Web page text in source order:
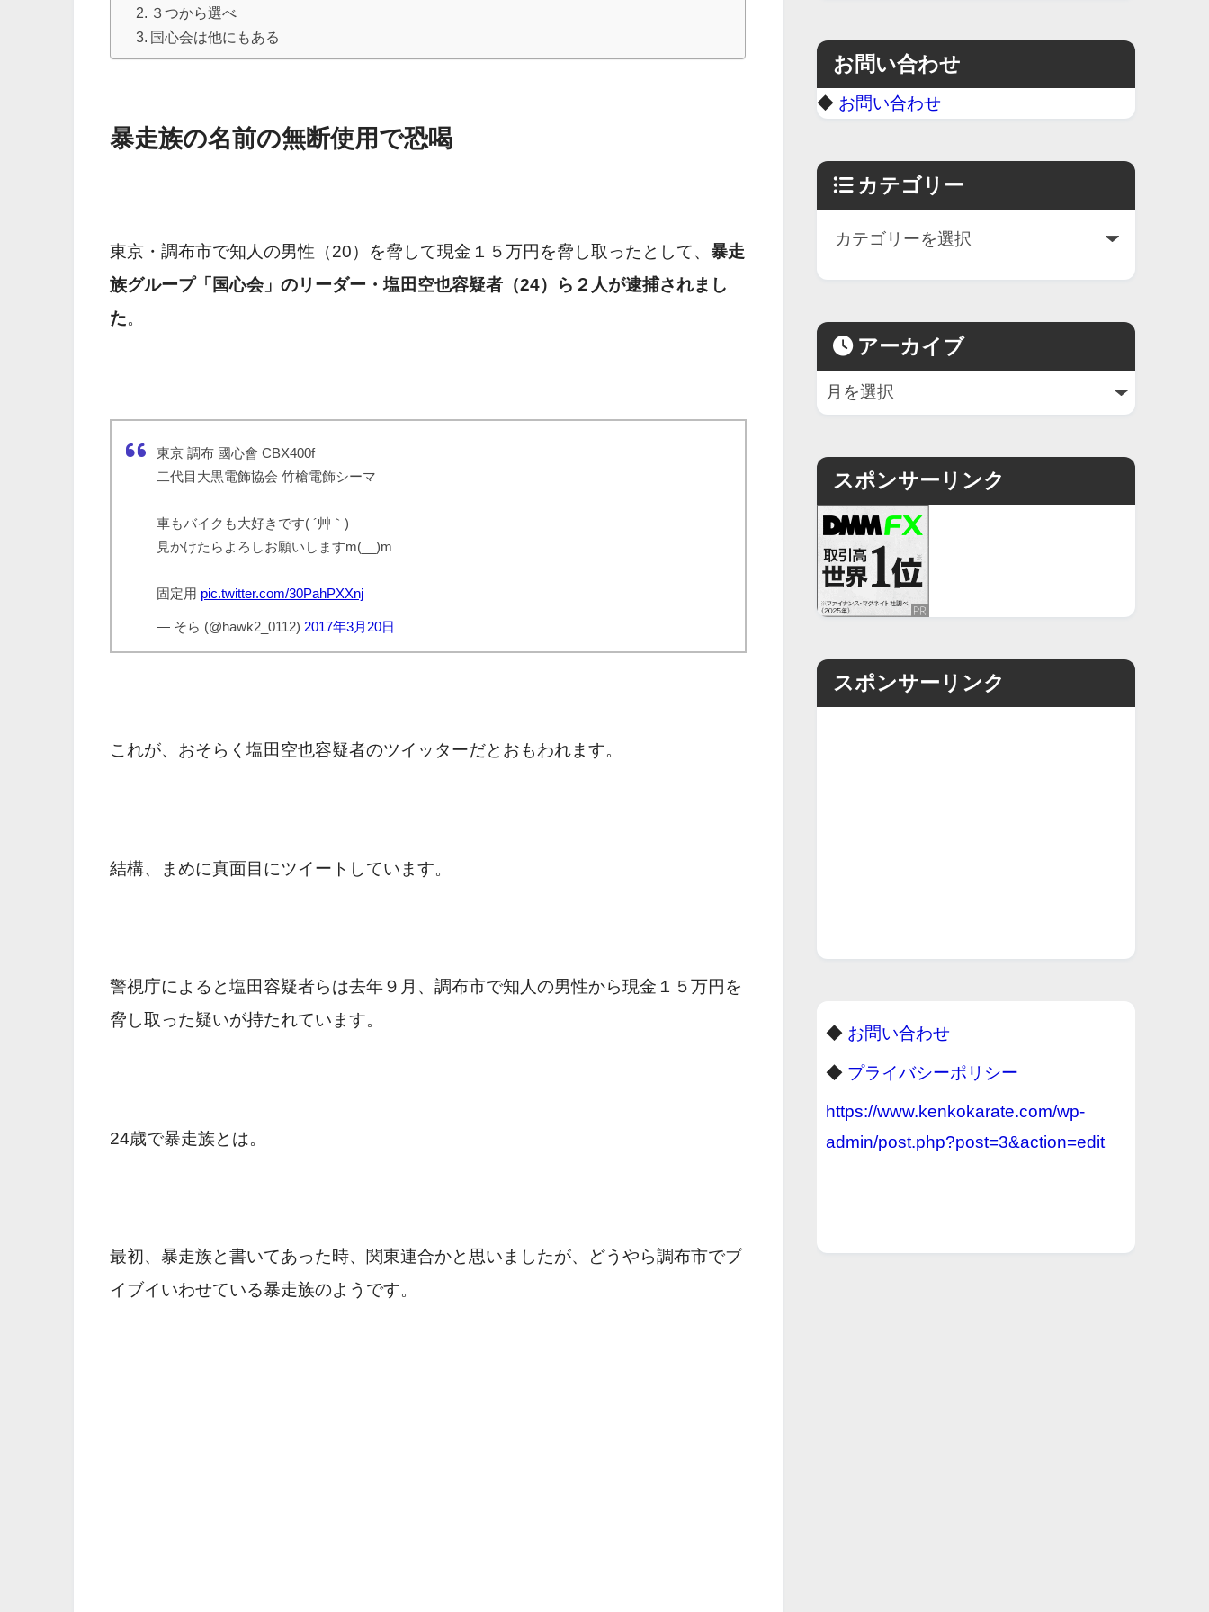
３つから選べ
国心会は他にもある
暴走族の名前の無断使用で恐喝
東京・調布市で知人の男性（20）を脅して現金１５万円を脅し取ったとして、 暴走
族グループ「国心会」のリーダー・塩田空也容疑者（24）ら２人が逮捕されまし
た。
東京 調布 國心會 CBX400f
二代目大黒電飾協会 竹槍電飾シーマ
車もバイクも大好きです( ´艸｀)
見かけたらよろしお願いしますm(__)m
固定用 pic.twitter.com/30PahPXXnj
— そら (@hawk2_0112) 2017年3月20日
これが、おそらく塩田空也容疑者のツイッターだとおもわれます。
結構、まめに真面目にツイートしています。
警視庁によると塩田容疑者らは去年９月、調布市で知人の男性から現金１５万円を
脅し取った疑いが持たれています。
24歳で暴走族とは。
最初、暴走族と書いてあった時、関東連合かと思いましたが、どうやら調布市でブ
イブイいわせている暴走族のようです。
お問い合わせ
◆ お問い合わせ
カテゴリー
アーカイブ
スポンサーリンク
スポンサーリンク
◆ お問い合わせ
◆ プライバシーポリシー
https://www.kenkokarate.com/wp-
admin/post.php?post=3&action=edit